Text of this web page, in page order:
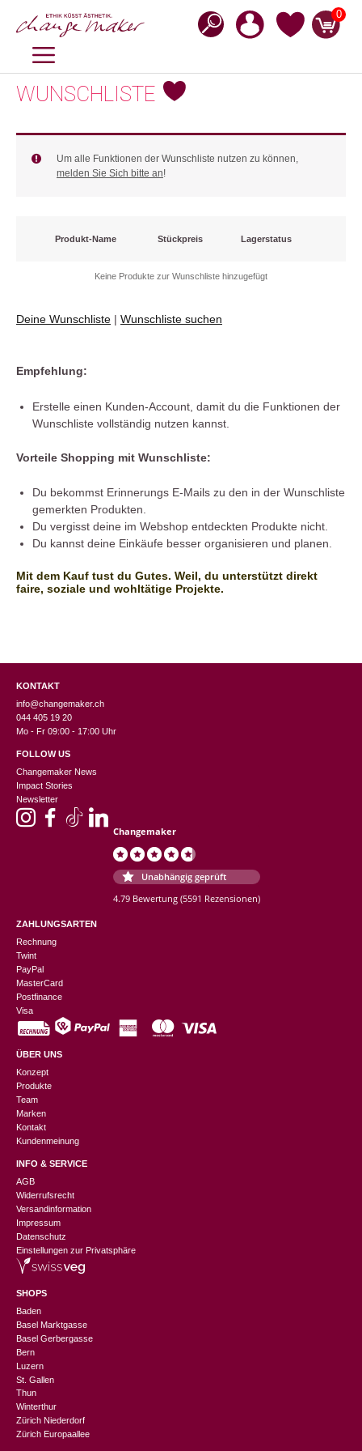
Inhalt
0
MENÜ
WUNSCHLISTE
Um alle Funktionen der Wunschliste nutzen zu können,
melden Sie Sich bitte an!
Produkt-Name Stückpreis Lagerstatus
Keine Produkte zur Wunschliste hinzugefügt
Deine Wunschliste | Wunschliste suchen
Empfehlung:
Erstelle einen Kunden-Account, damit du die Funktionen der
Wunschliste vollständig nutzen kannst.
Vorteile Shopping mit Wunschliste:
Du bekommst Erinnerungs E-Mails zu den in der Wunschliste
gemerkten Produkten.
Du vergisst deine im Webshop entdeckten Produkte nicht.
Du kannst deine Einkäufe besser organisieren und planen.
Mit dem Kauf tust du Gutes. Weil, du unterstützt direkt
faire, soziale und wohltätige Projekte.
KONTAKT
info@changemaker.ch
044 405 19 20
Mo - Fr 09:00 - 17:00 Uhr
FOLLOW US
Changemaker News
Impact Stories
Newsletter
Changemaker
Unabhängig geprüft
4.79 Bewertung (5591 Rezensionen)
ZAHLUNGSARTEN
Rechnung
Twint
PayPal
MasterCard
Postfinance
Visa
ÜBER UNS
Konzept
Produkte
Team
Marken
Kontakt
Kundenmeinung
INFO & SERVICE
AGB
Widerrufsrecht
Versandinformation
Impressum
Datenschutz
Einstellungen zur Privatsphäre
SHOPS
Baden
Basel Marktgasse
Basel Gerbergasse
Bern
Luzern
St. Gallen
Thun
Winterthur
Zürich Niederdorf
Zürich Europaallee